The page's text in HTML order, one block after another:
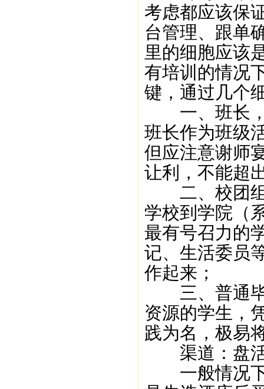
考虑都应该保
台管理、跟单
里的细胞应该
有培训的情况
键，通过几个
一、班长，
班长作为班级
但应注意谢师
让利，不能超
二、校团组
学校到学院（
最有号召力的
记、生活委员
作起来；
三、普通毕
资源的学生，
践为名，极易
渠道：盘活
一般情况下